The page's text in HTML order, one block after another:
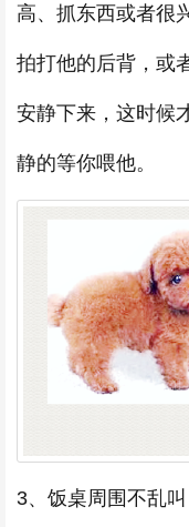
高、抓东西或者很
拍打他的后背，或
安静下来，这时候
静的等你喂他。
3、饭桌周围不乱叫